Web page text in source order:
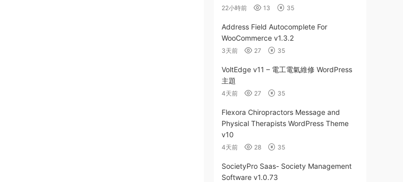
22小時前 13 35
Address Field Autocomplete For
WooCommerce v1.3.2
3天前 27 35
VoltEdge v11 – 電工電氣維修 WordPress
主題
4天前 27 35
Flexora Chiropractors Message and
Physical Therapists WordPress Theme
v10
4天前 28 35
SocietyPro Saas- Society Management
Software v1.0.73